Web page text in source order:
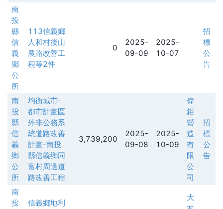
南
投
縣
信
義
鄉
公
所
113信義鄉
人和村後山
農路改善工
程等2件
0
2025-
09-09
2025-
10-07
招
標
公
告
南
投
縣
信
義
鄉
公
所
均衡城市-
都市計畫區
外非公務系
統道路改善
計畫-南投
縣信義鄉同
富村周邊道
路改善工程
3,739,200
2025-
09-08
2025-
10-09
偉
鉅
營
造
有
限
公
司
招
標
公
告
南
投
信義鄉地利
大